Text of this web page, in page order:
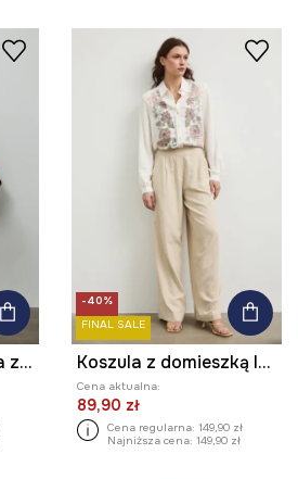
Spódnica plisowana z lyocellu
-40%
FINAL SALE
Koszula z domieszką lnu damska z ozdobną aplikacją
Cena aktualna:
89,90 zł
Cena regularna: 149,90 zł
Najniższa cena: 149,90 zł